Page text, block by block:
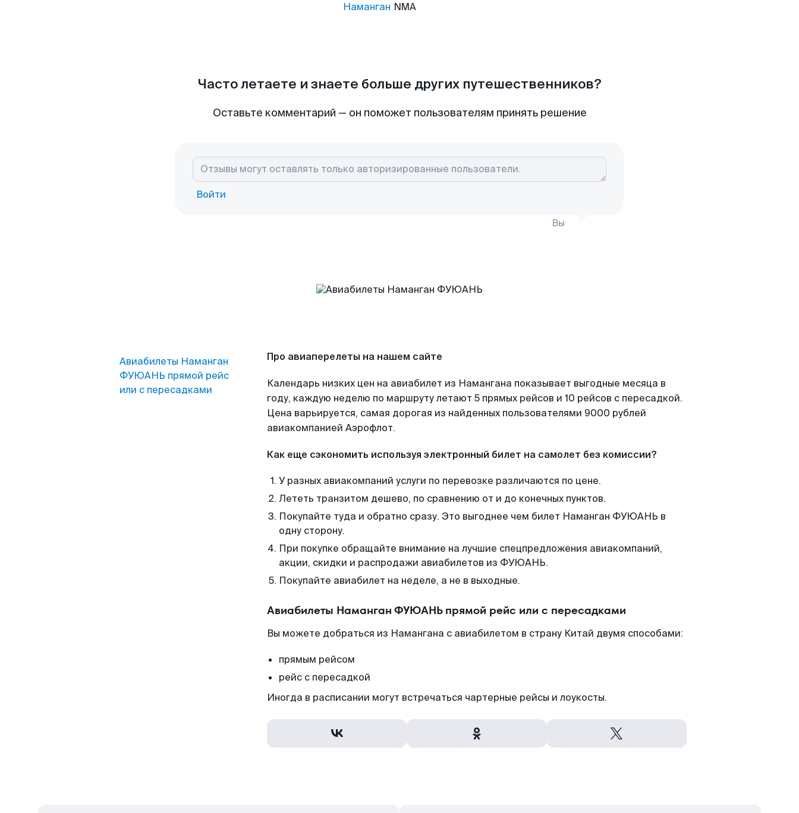
Наманган NMA
Часто летаете и знаете больше других путешественников?
Оставьте комментарий — он поможет пользователям принять решение
Войти
Вы
Авиабилеты Наманган
ФУЮАНЬ прямой рейс
или с пересадками
Про авиаперелеты на нашем сайте
Календарь низких цен на авиабилет из Намангана показывает выгодные месяца в
году, каждую неделю по маршруту летают 5 прямых рейсов и 10 рейсов с пересадкой.
Цена варьируется, самая дорогая из найденных пользователями 9000 рублей
авиакомпанией Аэрофлот.
Как еще сэкономить используя электронный билет на самолет без комиссии?
У разных авиакомпаний услуги по перевозке различаются по цене.
Лететь транзитом дешево, по сравнению от и до конечных пунктов.
Покупайте туда и обратно сразу. Это выгоднее чем билет Наманган ФУЮАНЬ в
одну сторону.
При покупке обращайте внимание на лучшие спецпредложения авиакомпаний,
акции, скидки и распродажи авиабилетов из ФУЮАНЬ.
Покупайте авиабилет на неделе, а не в выходные.
Авиабилеты Наманган ФУЮАНЬ прямой рейс или с пересадками
Вы можете добраться из Намангана с авиабилетом в страну Китай двумя способами:
прямым рейсом
рейс с пересадкой
Иногда в расписании могут встречаться чартерные рейсы и лоукосты.